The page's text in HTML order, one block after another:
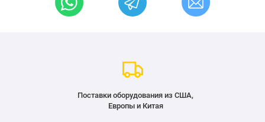
Поставки оборудования из США,
Европы и Китая